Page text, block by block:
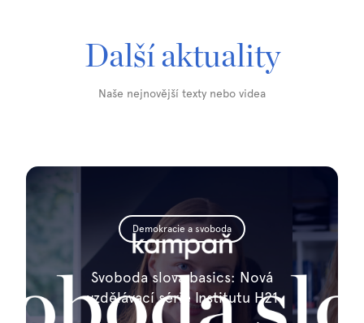
Další aktuality
Naše nejnovější texty nebo videa
Demokracie a svoboda
Svoboda slova basics: Nová
vzdělávací série Institutu H21